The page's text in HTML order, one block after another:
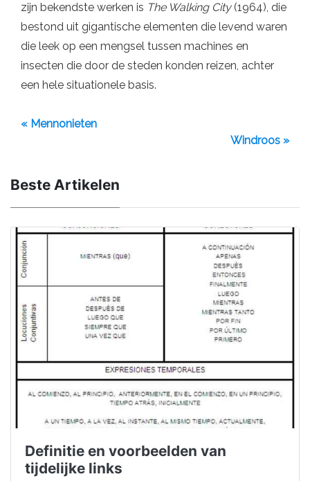
zijn bekendste werken is The Walking City(1964), die
bestond uit gigantische elementen die levend waren
die leek op een mengsel tussen machines en
insecten die door de steden konden reizen, achter
een hele situationele basis.
« Mennonieten
Windroos »
Beste Artikelen
Definitie en voorbeelden van
tijdelijke links